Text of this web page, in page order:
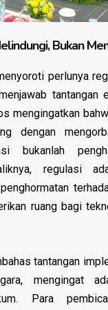
Bukan
perlunya
tantangan
mengingatkan
dengan
bukanlah
regulasi
ruang bagi
tantangan
mengingat
Para